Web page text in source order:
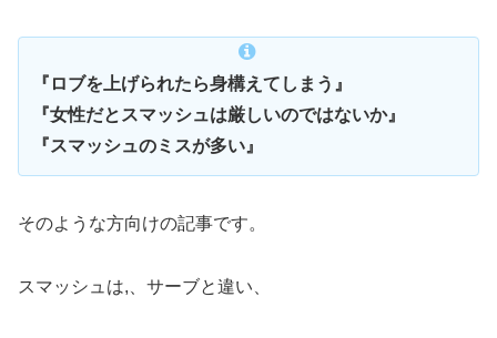
『ロブを上げられたら身構えてしまう』
『女性だとスマッシュは厳しいのではないか』
『スマッシュのミスが多い』
そのような方向けの記事です。
スマッシュは,、サーブと違い、